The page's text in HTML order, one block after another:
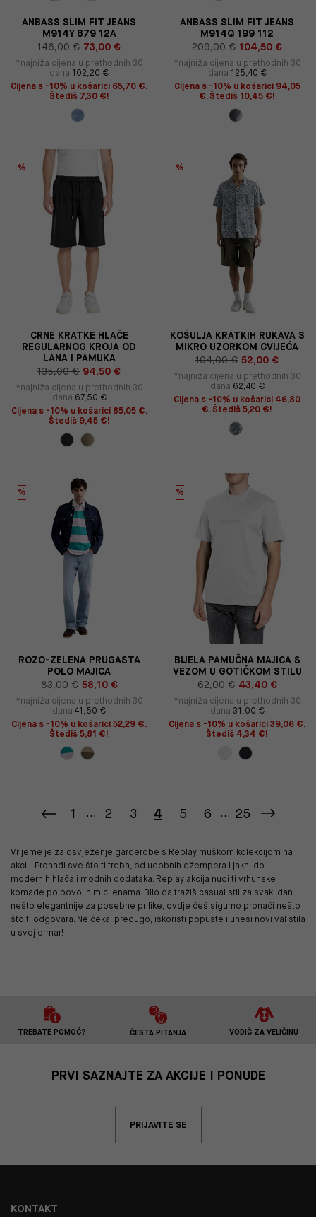
ANBASS SLIM FIT JEANS
M914Y 879 12A
146,00 € 73,00 €
*najniža cijena u prethodnih 30
dana 102,20 €
Cijena s -10% u košarici 65,70 €.
Štediš 7,30 €!
ANBASS SLIM FIT JEANS
M914Q 199 112
209,00 € 104,50 €
*najniža cijena u prethodnih 30
dana 125,40 €
Cijena s -10% u košarici 94,05
€. Štediš 10,45 €!
%
CRNE KRATKE HLAČE
REGULARNOG KROJA OD
LANA I PAMUKA
135,00 € 94,50 €
*najniža cijena u prethodnih 30
dana 67,50 €
Cijena s -10% u košarici 85,05 €.
Štediš 9,45 €!
%
KOŠULJA KRATKIH RUKAVA S
MIKRO UZORKOM CVIJEĆA
104,00 € 52,00 €
*najniža cijena u prethodnih 30
dana 62,40 €
Cijena s -10% u košarici 46,80
€. Štediš 5,20 €!
%
ROZO-ZELENA PRUGASTA
POLO MAJICA
83,00 € 58,10 €
*najniža cijena u prethodnih 30
dana 41,50 €
Cijena s -10% u košarici 52,29 €.
Štediš 5,81 €!
%
BIJELA PAMUČNA MAJICA S
VEZOM U GOTIČKOM STILU
62,00 € 43,40 €
*najniža cijena u prethodnih 30
dana 31,00 €
Cijena s -10% u košarici 39,06 €.
Štediš 4,34 €!
1 ... 2 3 4 5 6 ... 25
Vrijeme je za osvježenje garderobe s Replay muškom kolekcijom na
akciji. Pronađi sve što ti treba, od udobnih džempera i jakni do
modernih hlača i modnih dodataka. Replay akcija nudi ti vrhunske
komade po povoljnim cijenama. Bilo da tražiš casual stil za svaki dan ili
nešto elegantnije za posebne prilike, ovdje ćeš sigurno pronaći nešto
što ti odgovara. Ne čekaj predugo, iskoristi popuste i unesi novi val stila
u svoj ormar!
TREBATE POMOĆ? ČESTA PITANJA VODIČ ZA VELIČINU
PRVI SAZNAJTE ZA AKCIJE I PONUDE
PRIJAVITE SE
KONTAKT